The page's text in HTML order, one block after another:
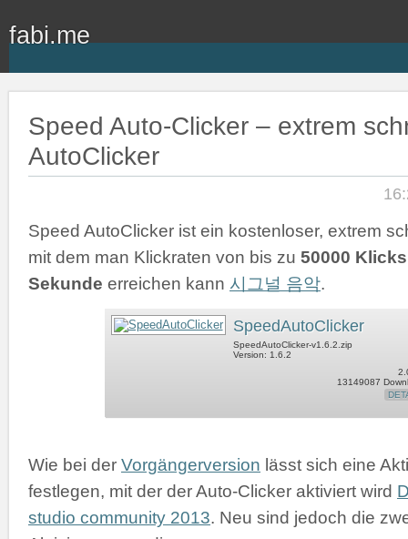
fabi.me
Speed Auto-Clicker – extrem
AutoClicker
Speed AutoClicker ist ein kostenloser, extrem
mit dem man Klickraten von bis zu 50000
Sekunde erreichen kann 시그널 음악.
SpeedAutoClicker
SpeedAutoClicker-v1.6.2.zip
Version: 1.6.2
13149087
Wie bei der Vorgängerversion lässt sich eine
festlegen, mit der der Auto-Clicker aktiviert wird
studio community 2013. Neu sind jedoch die